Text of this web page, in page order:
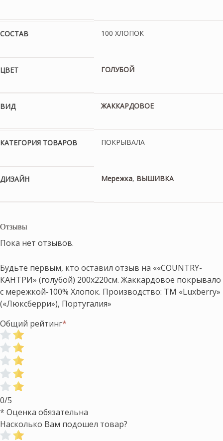
СОСТАВ 100 ХЛОПОК
ЦВЕТ ГОЛУБОЙ
ВИД ЖАККАРДОВОЕ
КАТЕГОРИЯ ТОВАРОВ ПОКРЫВАЛА
ДИЗАЙН Мережка, ВЫШИВКА
Отзывы
Пока нет отзывов.
Будьте первым, кто оставил отзыв на ««COUNTRY-
КАНТРИ» (голубой) 200х220см. Жаккардовое покрывало
с мережкой-100% Хлопок. Производство: ТМ «Luxberry»
(«Люксберри»), Португалия»
Общий рейтинг*
0/5
* Оценка обязательна
Насколько Вам подошел товар?